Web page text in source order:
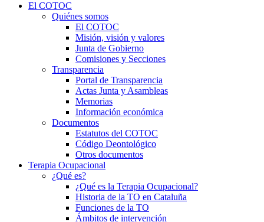
El COTOC
Quiénes somos
El COTOC
Misión, visión y valores
Junta de Gobierno
Comisiones y Secciones
Transparencia
Portal de Transparencia
Actas Junta y Asambleas
Memorias
Información económica
Documentos
Estatutos del COTOC
Código Deontológico
Otros documentos
Terapia Ocupacional
¿Qué es?
¿Qué es la Terapia Ocupacional?
Historia de la TO en Cataluña
Funciones de la TO
Ámbitos de intervención